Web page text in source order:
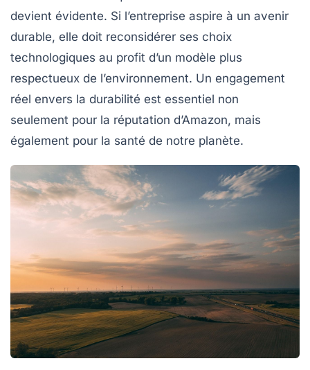
devient évidente. Si l’entreprise aspire à un avenir
durable, elle doit reconsidérer ses choix
technologiques au profit d’un modèle plus
respectueux de l’environnement. Un engagement
réel envers la durabilité est essentiel non
seulement pour la réputation d’Amazon, mais
également pour la santé de notre planète.